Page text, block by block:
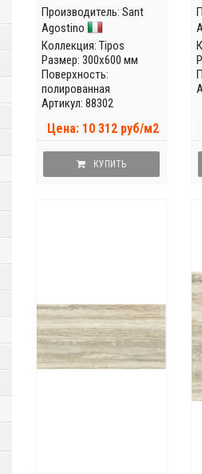
Производитель: Sant
Agostino
Коллекция: Tipos
Размер: 300x600 мм
Поверхность:
полированная
Артикул: 88302
Цена: 10 312 руб/м2
КУПИТЬ